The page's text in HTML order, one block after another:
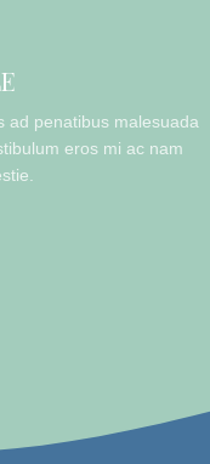
ad penatibus malesuada
eros mi ac nam